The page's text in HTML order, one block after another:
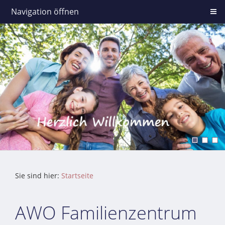
Navigation öffnen
Sie sind hier: Startseite
AWO Familienzentrum